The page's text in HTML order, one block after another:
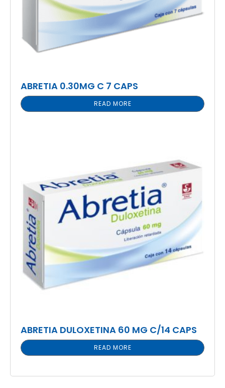
ABRETIA 0.30MG C 7 CAPS
READ MORE
ABRETIA DULOXETINA 60 MG C/14 CAPS
READ MORE